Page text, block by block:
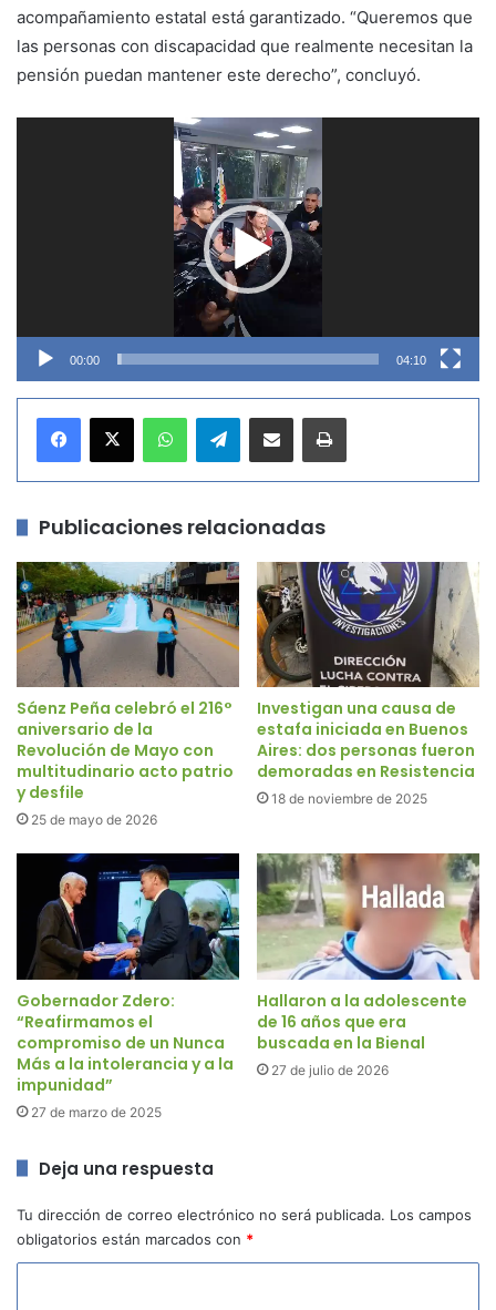
acompañamiento estatal está garantizado. “Queremos que
las personas con discapacidad que realmente necesitan la
pensión puedan mantener este derecho”, concluyó.
00:00 04:10
Telegram
Publicaciones relacionadas
Sáenz Peña celebró el 216°
aniversario de la
Revolución de Mayo con
multitudinario acto patrio
y desfile
25 de mayo de 2026
Investigan una causa de
estafa iniciada en Buenos
Aires: dos personas fueron
demoradas en Resistencia
18 de noviembre de 2025
Gobernador Zdero:
“Reafirmamos el
compromiso de un Nunca
Más a la intolerancia y a la
impunidad”
27 de marzo de 2025
Hallaron a la adolescente
de 16 años que era
buscada en la Bienal
27 de julio de 2026
Deja una respuesta
Tu dirección de correo electrónico no será publicada. Los campos
obligatorios están marcados con *